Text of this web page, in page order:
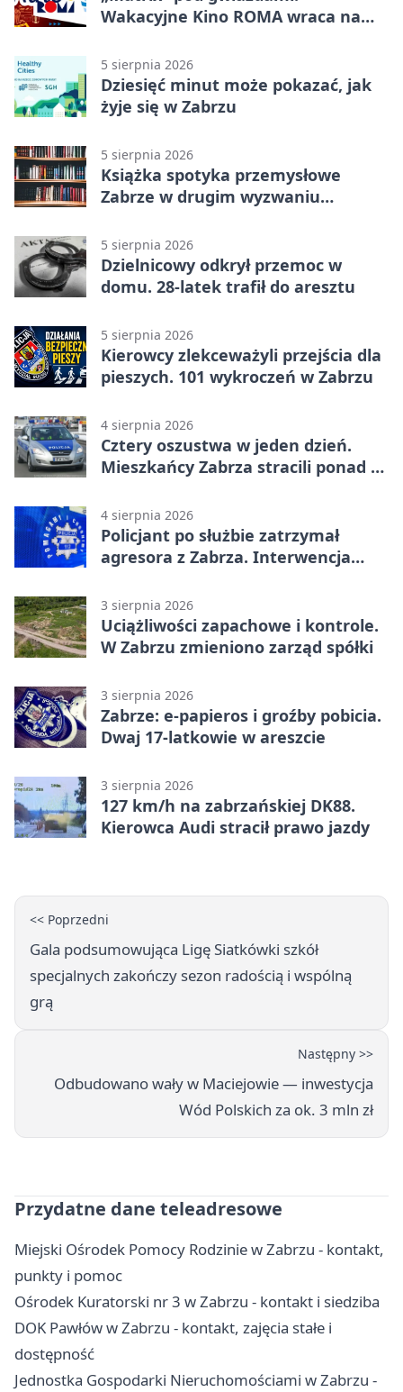
Wakacyjne Kino ROMA wraca na
5 sierpnia 2026
Dziesięć minut może pokazać, jak
żyje się w Zabrzu
5 sierpnia 2026
Książka spotyka przemysłowe
Zabrze w drugim wyzwaniu
5 sierpnia 2026
Dzielnicowy odkrył przemoc w
domu. 28-latek trafił do aresztu
5 sierpnia 2026
Kierowcy zlekceważyli przejścia dla
pieszych. 101 wykroczeń w Zabrzu
4 sierpnia 2026
Cztery oszustwa w jeden dzień.
Mieszkańcy Zabrza stracili ponad 6
4 sierpnia 2026
Policjant po służbie zatrzymał
agresora z Zabrza. Interwencja
3 sierpnia 2026
Uciążliwości zapachowe i kontrole.
W Zabrzu zmieniono zarząd spółki
3 sierpnia 2026
Zabrze: e-papieros i groźby pobicia.
Dwaj 17-latkowie w areszcie
3 sierpnia 2026
127 km/h na zabrzańskiej DK88.
Kierowca Audi stracił prawo jazdy
<< Poprzedni
Gala podsumowująca Ligę Siatkówki szkół
specjalnych zakończy sezon radością i wspólną
grą
Następny >>
Odbudowano wały w Maciejowie — inwestycja
Wód Polskich za ok. 3 mln zł
Przydatne dane teleadresowe
Miejski Ośrodek Pomocy Rodzinie w Zabrzu - kontakt,
punkty i pomoc
Ośrodek Kuratorski nr 3 w Zabrzu - kontakt i siedziba
DOK Pawłów w Zabrzu - kontakt, zajęcia stałe i
dostępność
Jednostka Gospodarki Nieruchomościami w Zabrzu -